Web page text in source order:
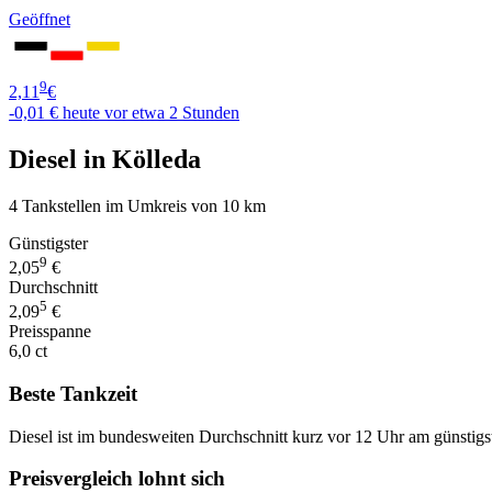
Geöffnet
2,119€
-0,01 € heute vor etwa 2 Stunden
Diesel in Kölleda
4 Tankstellen im Umkreis von 10 km
Günstigster
2,059 €
Durchschnitt
2,095 €
Preisspanne
6,0 ct
Beste Tankzeit
Diesel ist im bundesweiten Durchschnitt kurz vor 12 Uhr am
Preisvergleich lohnt sich